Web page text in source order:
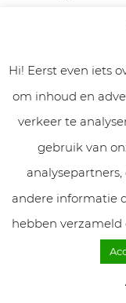
Maagd kan
intimiteit en
emotionele
maanden om
Weegschaal
Relaties staan
ziet mogelijk
geïdealiseerd
Hi! Eerst even iets
om inhoud en
verkeer te
gebruik van
andere informatie
hebben